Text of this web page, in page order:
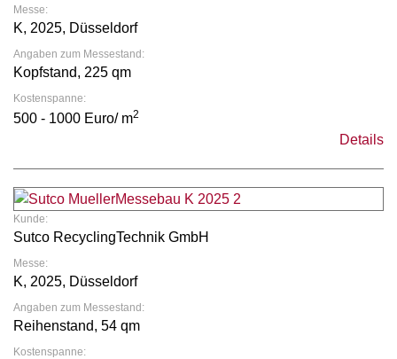
Messe:
K, 2025, Düsseldorf
Angaben zum Messestand:
Kopfstand, 225 qm
Kostenspanne:
500 - 1000 Euro/ m2
Details
Kunde:
Sutco RecyclingTechnik GmbH
Messe:
K, 2025, Düsseldorf
Angaben zum Messestand:
Reihenstand, 54 qm
Kostenspanne: